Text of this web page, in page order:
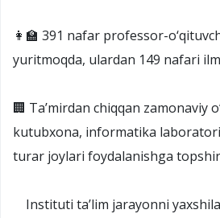
👩‍🏫 391 nafar professor-
yuritmoqda, ulardan 149 nafari
🏢 Ta’mirdan chiqqan zamonaviy
kutubxona, informatika
turar joylari foydalanishga
Instituti ta’lim jarayonni